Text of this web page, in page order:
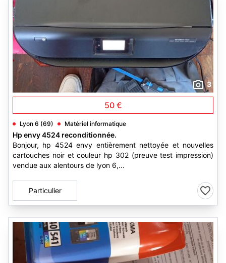
3
50 €
Lyon 6 (69) Matériel informatique
Hp envy 4524 reconditionnée.
Bonjour, hp 4524 envy entièrement nettoyée et nouvelles
cartouches noir et couleur hp 302 (preuve test impression)
vendue aux alentours de lyon 6,...
Particulier